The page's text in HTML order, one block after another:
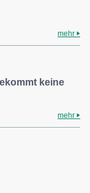
mehr
keine
mehr